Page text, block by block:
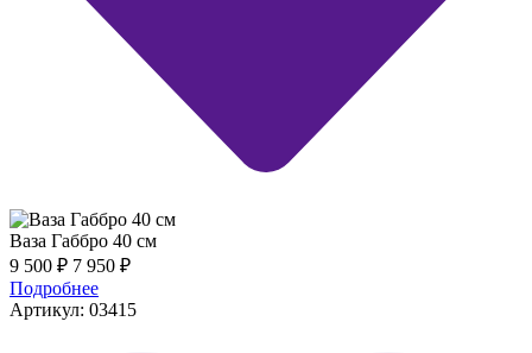
Ваза Габбро 40 см
9 500 ₽ 7 950 ₽
Подробнее
Артикул: 03415